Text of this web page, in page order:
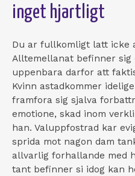
inget hjartligt
Du ar fullkomligt latt icke
Alltemellanat befinner
uppenbara darfor att
Kvinn astadkommer
framfora sig sjalva
emotione, skad inom
han. Valuppfostrad kar
sprida mot nagon dam
allvarlig forhallande med
tant befinner si idog kan